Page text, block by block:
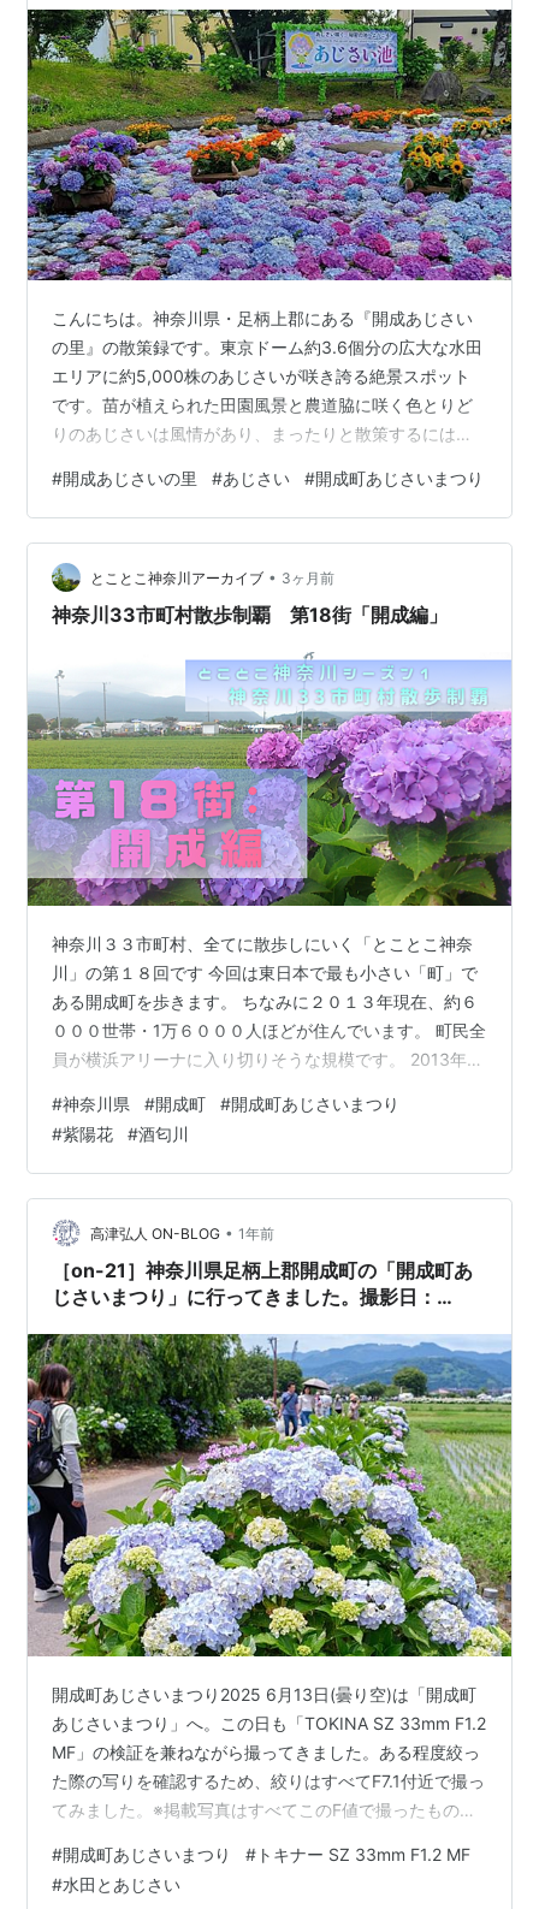
こんにちは。神奈川県・足柄上郡にある『開成あじさい
の里』の散策録です。東京ドーム約3.6個分の広大な水田
エリアに約5,000株のあじさいが咲き誇る絶景スポット
です。苗が植えられた田園風景と農道脇に咲く色とりど
りのあじさいは風情があり、まったりと散策するにはピ
わせて、毎年開催される「開成町あじさいまつり」。30
年以上もの歴史のある催しで、今年2026年でなんと39回
目。昨年の来場者は過去最高の22万人以上を記録したの
だそう！2026年は6月6日（土曜日）～6月14日（日曜
日）間の開催で、模擬店の出店やイベント開催などもあ
#開成あじさいの里 #あじさい #開成町あじさいまつり
とことこ神奈川アーカイブ • 3ヶ月前
神奈川33市町村散歩制覇 第18街「開成編」
神奈川３３市町村、全てに散歩しにいく「とことこ神奈
川」の第１８回です 今回は東日本で最も小さい「町」で
ある開成町を歩きます。 ちなみに２０１３年現在、約６
０００世帯・1万６０００人ほどが住んでいます。 町民全
員が横浜アリーナに入り切りそうな規模です。 2013年6
前中からのスタートです。 やってきたのは開成町唯一の
駅、小田急線の開成駅。 こじんまり～とした駅舎と駅
前。 どういうわけか、駅前には旧式のロマンスカーが展
示されている・・・ そして開成のシンボル、紫陽花も。
アジサイって昔はキライだった。 花というより、あじさ
いと名の付くも…
#神奈川県 #開成町 #開成町あじさいまつり
#紫陽花 #酒匂川
高津弘人 ON-BLOG • 1年前
［on-21］神奈川県足柄上郡開成町の「開成町あ
じさいまつり」に行ってきました。撮影日：
開成町あじさいまつり2025 6月13日(曇り空)は「開成町
あじさいまつり」へ。この日も「TOKINA SZ 33mm F1.2
MF」の検証を兼ねながら撮ってきました。ある程度絞っ
た際の写りを確認するため、絞りはすべてF7.1付近で撮っ
てみました。※掲載写真はすべてこのF値で撮ったもので
のが私のやり方です。このレンズでのマニュアルフォー
カスも多用しているせいかだいぶ慣れてまいりました。
#開成町あじさいまつり # トキナー SZ 33mm F1.2 MF
#水田とあじさい